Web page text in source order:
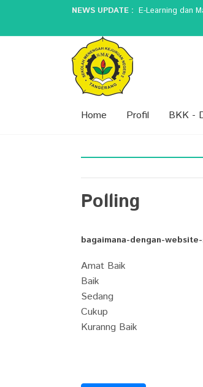
NEWS UPDATE : E-Learning dan
Peran Guru
Home Profil BKK -
Polling
bagaimana-dengan-
Amat Baik
Baik
Sedang
Cukup
Kuranng Baik